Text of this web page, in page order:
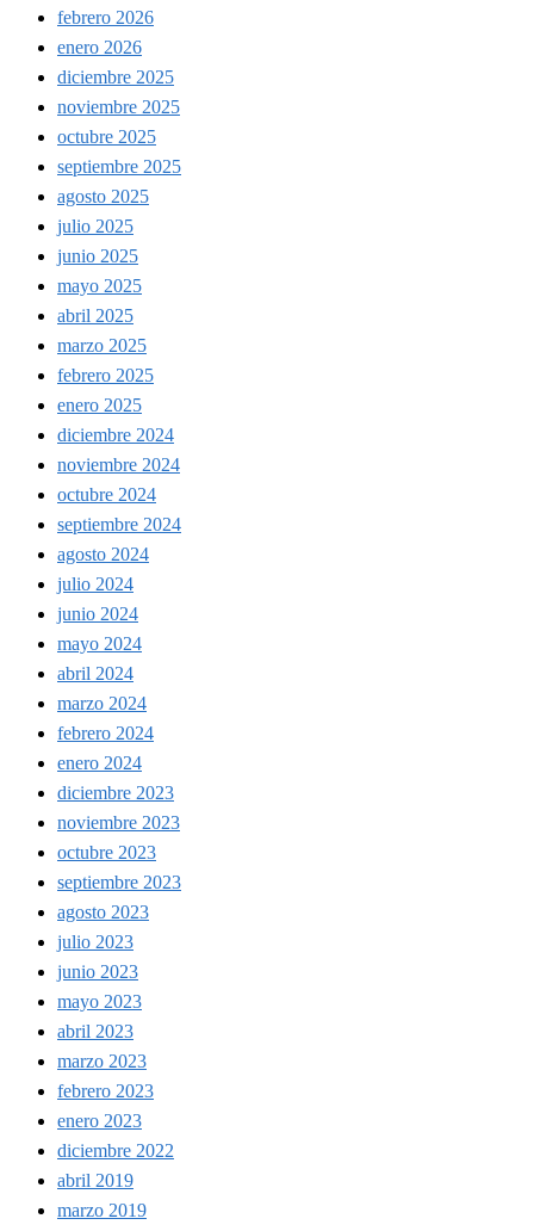
febrero 2026
enero 2026
diciembre 2025
noviembre 2025
octubre 2025
septiembre 2025
agosto 2025
julio 2025
junio 2025
mayo 2025
abril 2025
marzo 2025
febrero 2025
enero 2025
diciembre 2024
noviembre 2024
octubre 2024
septiembre 2024
agosto 2024
julio 2024
junio 2024
mayo 2024
abril 2024
marzo 2024
febrero 2024
enero 2024
diciembre 2023
noviembre 2023
octubre 2023
septiembre 2023
agosto 2023
julio 2023
junio 2023
mayo 2023
abril 2023
marzo 2023
febrero 2023
enero 2023
diciembre 2022
abril 2019
marzo 2019